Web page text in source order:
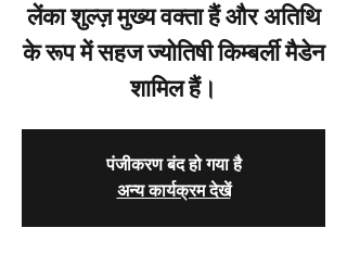
लेंका शुल्ज़ मुख्य वक्ता हैं और अतिथि
के रूप में सहज ज्योतिषी किम्बर्ली मैडेन
शामिल हैं।
पंजीकरण बंद हो गया है
अन्य कार्यक्रम देखें